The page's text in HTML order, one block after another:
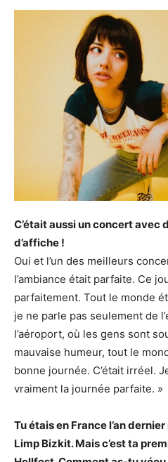
C’était aussi un concert avec
d’affiche !
Oui et l’un des meilleurs
l’ambiance était parfaite. Ce
parfaitement. Tout le monde
je ne parle pas seulement de
l’aéroport, où les gens sont
mauvaise humeur, tout le
bonne journée. C’était irréel.
vraiment la journée parfaite. »
Tu étais en France l’an
Limp Bizkit. Mais c’est ta